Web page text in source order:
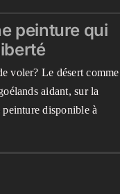
peinture qui
la liberté
récemment
peinture qui
voler? Le désert comme
aidant, sur la
disponible à